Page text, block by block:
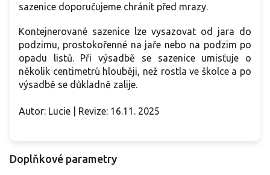
sazenice doporučujeme chránit před mrazy.
Kontejnerované sazenice lze vysazovat od jara do
podzimu, prostokořenné na jaře nebo na podzim po
opadu listů. Při výsadbě se sazenice umisťuje o
několik centimetrů hlouběji, než rostla ve školce a po
výsadbě se důkladně zalije.
Autor: Lucie | Revize: 16.11. 2025
Doplňkové parametry